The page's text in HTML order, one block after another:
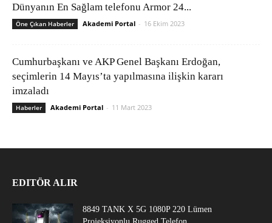
Dünyanın En Sağlam telefonu Armor 24...
Öne Çıkan Haberler Akademi Portal - 16 Ekim 2023
Cumhurbaşkanı ve AKP Genel Başkanı Erdoğan,
seçimlerin 14 Mayıs’ta yapılmasına ilişkin kararı
imzaladı
Haberler Akademi Portal - 11 Mart 2023
EDITÖR ALIR
8849 TANK X 5G 1080P 220 Lümen